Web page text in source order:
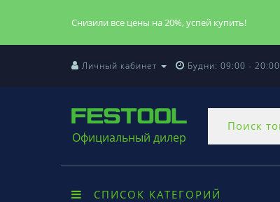
Снизили все цены на 20%, успей купить!
Личный кабинет Будни: 09:00 - 20:00
Официальный дилер
СПИСОК КАТЕГОРИЙ